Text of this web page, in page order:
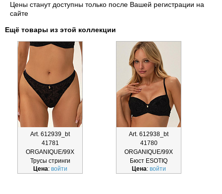
Цены станут доступны только после Вашей регистрации на
сайте
Ещё товары из этой коллекции
Art. 612939_bt
41781
ORGANIQUE/99X
Трусы стринги
ESOTIQ 612939_bt
Цена: войти
Art. 612938_bt
41780
ORGANIQUE/99X
Бюст ESOTIQ
612938_bt
Цена: войти